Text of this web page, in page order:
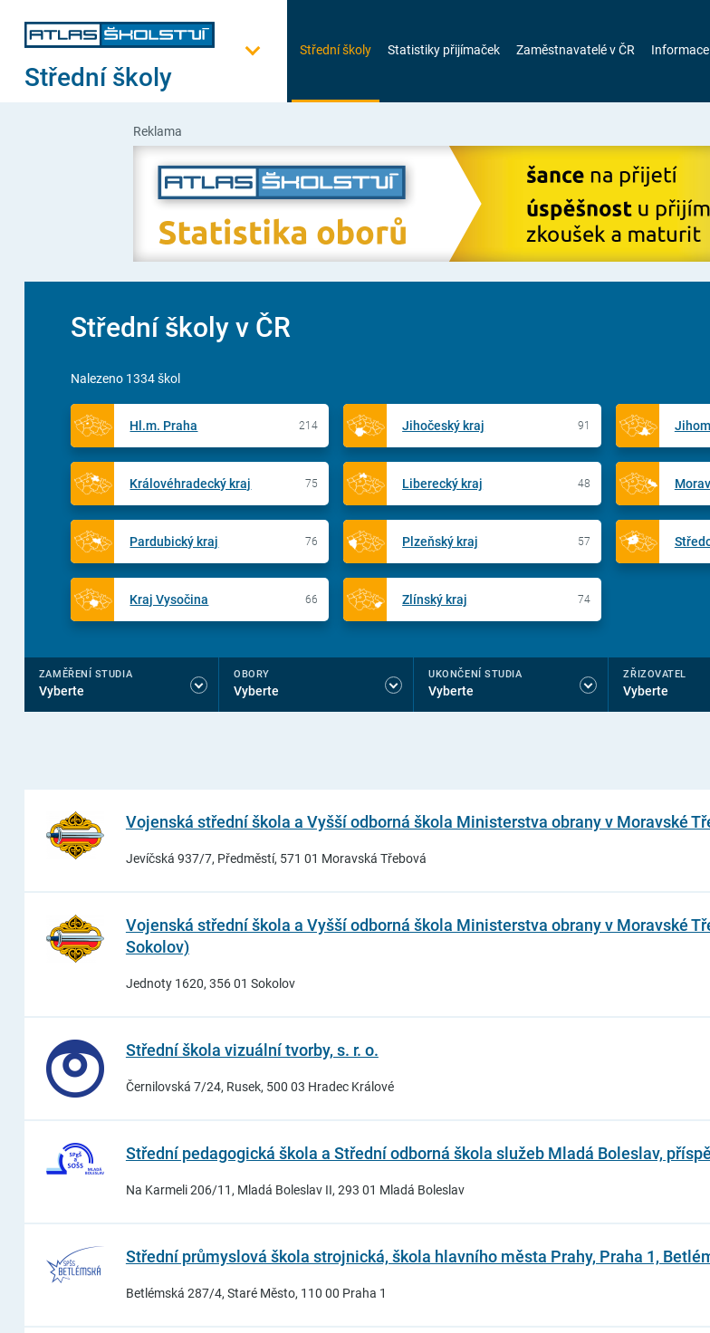
Střední školy
Střední školy Statistiky přijímaček Zaměstnavatelé v ČR
Reklama
Střední školy v ČR
Nalezeno 1334 škol
Hl.m. Praha 214 Jihočeský kraj 91
Královéhradecký kraj 75 Liberecký kraj 48
Pardubický kraj 76 Plzeňský kraj 57
Kraj Vysočina 66 Zlínský kraj 74
ZAMĚŘENÍ STUDIA
Vyberte
OBORY
Vyberte
UKONČENÍ STUDIA
Vyberte
ZŘIZOVATEL
Vyberte
Vojenská střední škola a Vyšší odborná škola Ministerstva obrany v Moravské
Jevíčská 937/7, Předměstí, 571 01 Moravská Třebová
Vojenská střední škola a Vyšší odborná škola Ministerstva obrany v Moravské
Sokolov)
Jednoty 1620, 356 01 Sokolov
Střední škola vizuální tvorby, s. r. o.
Černilovská 7/24, Rusek, 500 03 Hradec Králové
Střední pedagogická škola a Střední odborná škola služeb Mladá Boleslav,
Na Karmeli 206/11, Mladá Boleslav II, 293 01 Mladá Boleslav
Střední průmyslová škola strojnická, škola hlavního města Prahy, Praha 1,
Betlémská 287/4, Staré Město, 110 00 Praha 1